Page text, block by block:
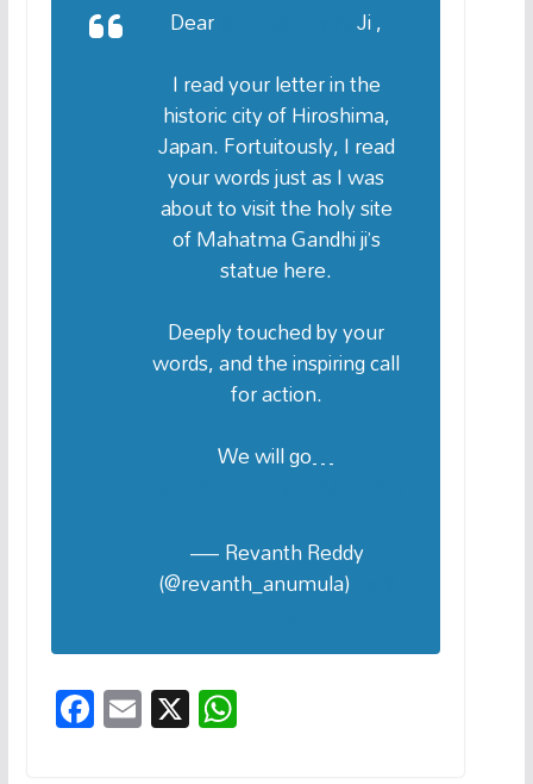
Dear
Ji ,
I read your letter in the
historic city of Hiroshima,
Japan. Fortuitously, I read
your words just as I was
about to visit the holy site
of Mahatma Gandhi ji’s
statue here.
Deeply touched by your
words, and the inspiring call
for action.
We will go…
— Revanth Reddy
(@revanth_anumula)
Fa
ce
E
m
X W
ha